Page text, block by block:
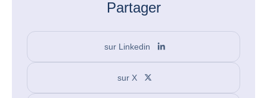
Partager
sur Linkedin
sur X